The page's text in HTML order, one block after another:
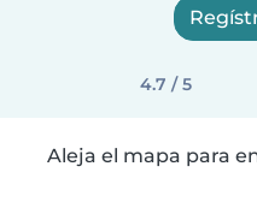
4.7 / 5
Aleja el mapa para